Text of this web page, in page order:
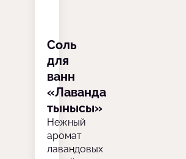
Соль
для
ванн
«Лаванда
тынысы»
Нежный
аромат
лавандовых